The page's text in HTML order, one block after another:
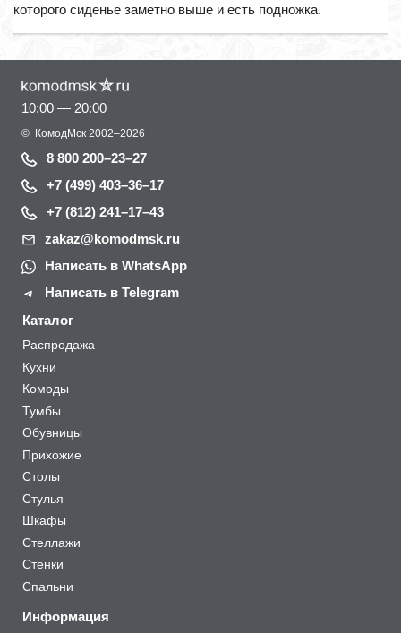
которого сиденье заметно выше и есть подножка.
10:00 — 20:00
© КомодМск 2002–2026
8 800 200–23–27
+7 (499) 403–36–17
+7 (812) 241–17–43
zakaz@komodmsk.ru
Написать в WhatsApp
Написать в Telegram
Каталог
Распродажа
Кухни
Комоды
Тумбы
Обувницы
Прихожие
Столы
Стулья
Шкафы
Стеллажи
Стенки
Спальни
Информация